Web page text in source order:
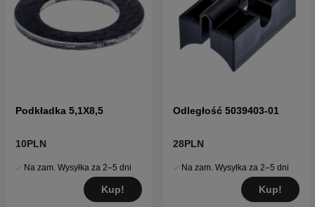
Podkładka 5,1X8,5
10PLN
Na zam. Wysyłka za 2–5 dni
Kup!
Odległość 5039403-01
28PLN
Na zam. Wysyłka za 2–5 dni
Kup!